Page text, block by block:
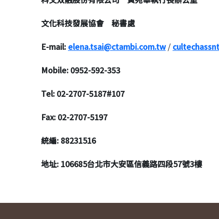
文化科技發展協會 秘書處
E-mail: elena.tsai@ctambi.com.tw/
Mobile: 0952-592-353
Tel: 02-2707-5187#107
Fax: 02-2707-5197
統編: 88231516
地址: 106685台北市大安區信義路四段57號3樓